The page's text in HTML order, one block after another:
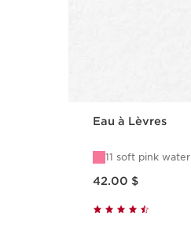
Eau à Lèvres
11 soft pink water
42.00 $